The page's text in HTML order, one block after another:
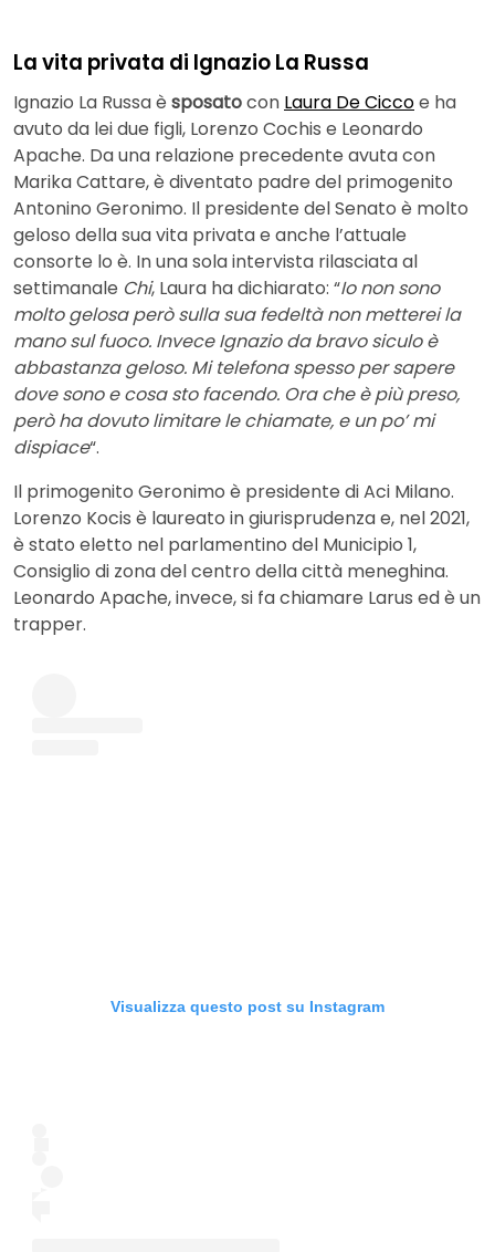
La vita privata di Ignazio La Russa
Ignazio La Russa è sposatocon Laura De Ciccoe ha
avuto da lei due figli, Lorenzo Cochis e Leonardo
Apache. Da una relazione precedente avuta con
Marika Cattare, è diventato padre del primogenito
Antonino Geronimo. Il presidente del Senato è molto
geloso della sua vita privata e anche l’attuale
consorte lo è. In una sola intervista rilasciata al
settimanale Chi, Laura ha dichiarato: “Io non sono
molto gelosa però sulla sua fedeltà non metterei la
mano sul fuoco. Invece Ignazio da bravo siculo è
abbastanza geloso. Mi telefona spesso per sapere
dove sono e cosa sto facendo. Ora che è più preso,
però ha dovuto limitare le chiamate, e un po’ mi
dispiace“.
Il primogenito Geronimo è presidente di Aci Milano.
Lorenzo Kocis è laureato in giurisprudenza e, nel 2021,
è stato eletto nel parlamentino del Municipio 1,
Consiglio di zona del centro della città meneghina.
Leonardo Apache, invece, si fa chiamare Larus ed è un
trapper.
Visualizza questo post su Instagram